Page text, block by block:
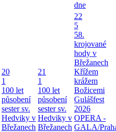
dne
20
1
100 let
působení
sester sv.
Hedviky v
Břežanech
21
1
100 let
působení
sester sv.
Hedviky v
Břežanech
22
5
58.
krojované
hody v
Břežanech
Křížem
krážem
Božicemi
Gulášfest
2026
OPERA -
GALA/